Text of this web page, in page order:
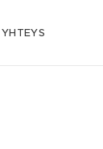
YHTEYS